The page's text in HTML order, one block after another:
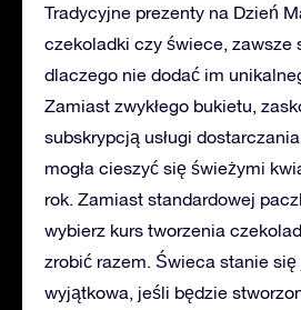
Tradycyjne prezenty na Dzień
czekoladki czy świece, zawsze
dlaczego nie dodać im
Zamiast zwykłego bukietu,
subskrypcją usługi
mogła cieszyć się świeżymi
rok. Zamiast standardowej
wybierz kurs tworzenia
zrobić razem. Świeca stanie
wyjątkowa, jeśli będzie